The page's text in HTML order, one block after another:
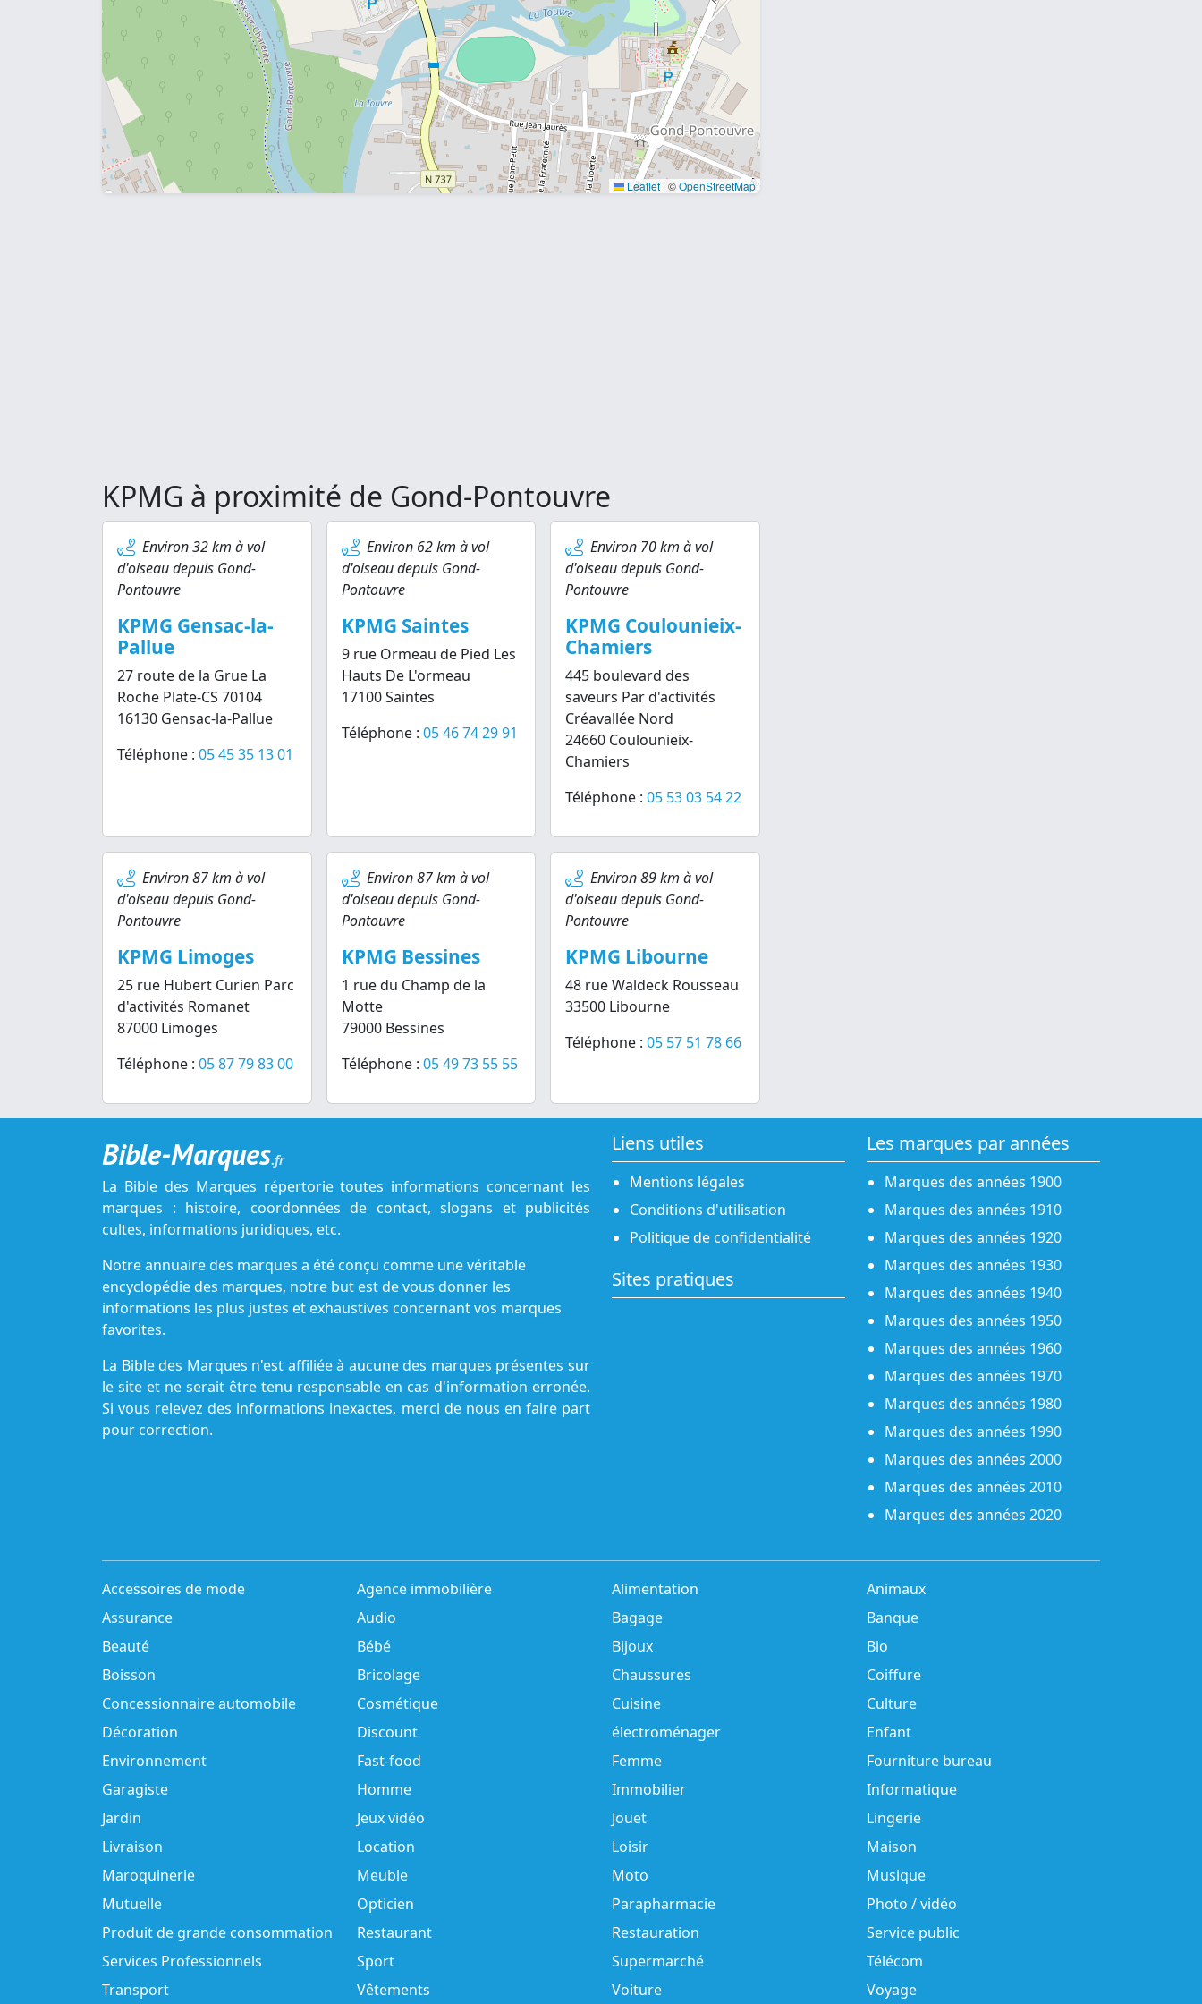
Leaflet | ©OpenStreetMap
KPMG à proximité de Gond-Pontouvre
Environ 32 km à vol
d'oiseau depuis Gond-
Pontouvre
KPMG Gensac-la-
Pallue
27 route de la Grue La
Roche Plate-CS 70104
16130 Gensac-la-Pallue
Téléphone : 05 45 35 13 01
Environ 62 km à vol
d'oiseau depuis Gond-
Pontouvre
KPMG Saintes
9 rue Ormeau de Pied Les
Hauts De L'ormeau
17100 Saintes
Téléphone : 05 46 74 29 91
Environ 70 km à vol
d'oiseau depuis Gond-
Pontouvre
KPMG Coulounieix-
Chamiers
445 boulevard des
saveurs Par d'activités
Créavallée Nord
24660 Coulounieix-
Chamiers
Téléphone :05 53 03 54 22
Environ 87 km à vol
d'oiseau depuis Gond-
Pontouvre
KPMG Limoges
25 rue Hubert Curien Parc
d'activités Romanet
87000 Limoges
Téléphone : 05 87 79 83 00
Environ 87 km à vol
d'oiseau depuis Gond-
Pontouvre
KPMG Bessines
1 rue du Champ de la
Motte
79000 Bessines
Téléphone : 05 49 73 55 55
Environ 89 km à vol
d'oiseau depuis Gond-
Pontouvre
KPMG Libourne
48 rue Waldeck Rousseau
33500 Libourne
Téléphone :05 57 51 78 66
Bible-Marques.fr
La Bible des Marques répertorie toutes informations concernant les
marques : histoire, coordonnées de contact, slogans et publicités
cultes, informations juridiques, etc.
Notre annuaire des marques a été conçu comme une véritable
encyclopédie des marques, notre but est de vous donner les
informations les plus justes et exhaustives concernant vos marques
favorites.
La Bible des Marques n'est affiliée à aucune des marques présentes sur
le site et ne serait être tenu responsable en cas d'information erronée.
Si vous relevez des informations inexactes, merci de nous en faire part
pour correction.
Liens utiles
Mentions légales
Conditions d'utilisation
Politique de confidentialité
Sites pratiques
Les marques par années
Marques des années 1900
Marques des années 1910
Marques des années 1920
Marques des années 1930
Marques des années 1940
Marques des années 1950
Marques des années 1960
Marques des années 1970
Marques des années 1980
Marques des années 1990
Marques des années 2000
Marques des années 2010
Marques des années 2020
Accessoires de mode Agence immobilière Alimentation
Animaux
Assurance
Audio Bagage
Banque
Beauté
Bébé Bijoux
Bio
Boisson
Bricolage Chaussures
Coiffure
Concessionnaire automobile
Cosmétique Cuisine
Culture
Décoration
Discount électroménager
Enfant
Environnement
Fast-food Femme
Fourniture bureau
Garagiste
Homme Immobilier
Informatique
Jardin
Jeux vidéo Jouet
Lingerie
Livraison
Location Loisir
Maison
Maroquinerie
Meuble Moto
Musique
Mutuelle
Opticien Parapharmacie
Photo / vidéo
Produit de grande consommation
Restaurant Restauration
Service public
Services Professionnels
Sport Supermarché
Télécom
Transport
Vêtements Voiture Voyage